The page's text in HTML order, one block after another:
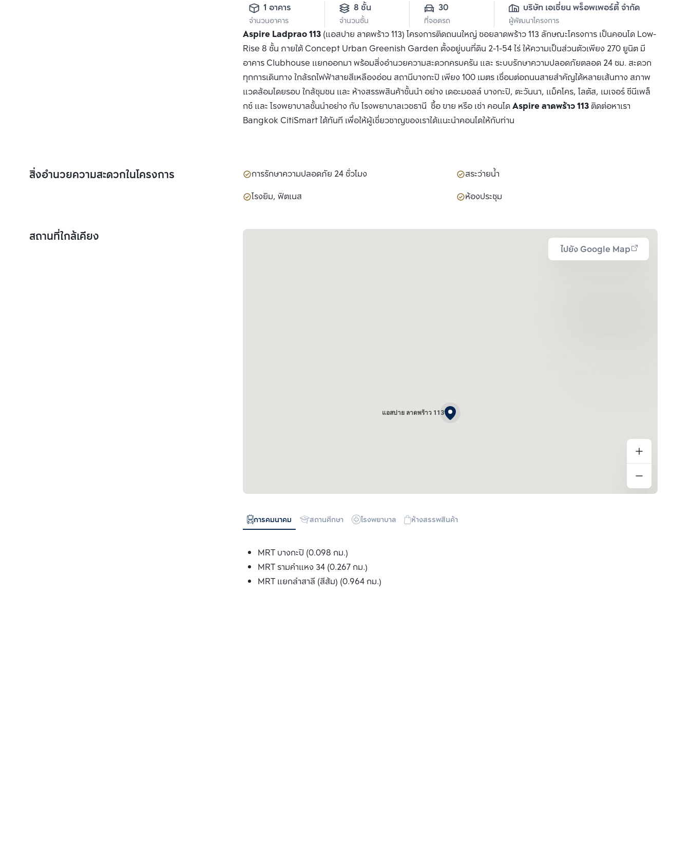
1 อาคาร
จำนวนอาคาร
8 ชั้น
จำนวนชั้น
30
ที่จอดรถ
บริษัท เอเชี่ยน พร็อพเพอร์ตี้ จำกัด
ผู้พัฒนาโครงการ
Aspire Ladprao 113(แอสปาย ลาดพร้าว 113) โครงการติดถนนใหญ่ ซอยลาดพร้าว 113 ลักษณะโครงการ เป็นคอนโด Low-
Rise 8 ชั้น ภายใต้ Concept Urban Greenish Garden ตั้งอยู่บนที่ดิน 2-1-54 ไร่ ให้ความเป็นส่วนตัวเพียง 270 ยูนิต มี
อาคาร Clubhouse แยกออกมา พร้อมสิ่งอำนวยความสะดวกครบครัน และ ระบบรักษาความปลอดภัยตลอด 24 ชม. สะดวก
ทุกการเดินทาง ใกล้รถไฟฟ้าสายสีเหลืองอ่อน สถานีบางกะปิ เพียง 100 เมตร เชื่อมต่อถนนสายสำคัญได้หลายเส้นทาง สภาพ
แวดล้อมโดยรอบ ใกล้ชุมชน และ ห้างสรรพสินค้าชั้นนำ อย่าง เดอะมอลล์ บางกะปิ, ตะวันนา, แม็คโคร, โลตัส, เมเจอร์ ซีนีเพล็
กซ์ และ โรงพยาบาลชั้นนำอย่าง กับ โรงพยาบาลเวชธานี ซื้อ ขาย หรือ เช่า คอนโดAspire ลาดพร้าว 113ติดต่อหาเรา
Bangkok CitiSmart ได้ทันที เพื่อให้ผู้เชี่ยวชาญของเราได้แนะนำคอนโดให้กับท่าน
สิ่งอำนวยความสะดวกในโครงการ การรักษาความปลอดภัย 24 ชั่วโมง
สระว่ายน้ำ
โรงยิม, ฟิตเนส
ห้องประชุม
สถานที่ใกล้เคียง
ไปยัง Google Map
แอสปาย ลาดพร้าว 113
การคมนาคม สถานศึกษา โรงพยาบาล ห้างสรรพสินค้า
MRT บางกะปิ (0.098 กม.)
MRT รามคำแหง 34 (0.267 กม.)
MRT แยกลำสาลี (สีส้ม) (0.964 กม.)